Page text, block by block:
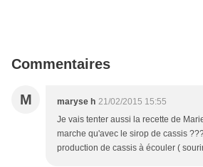
Commentaires
M maryse h 21/02/2015 15:55
Je vais tenter aussi la recette de
marche qu'avec le sirop de cassis
production de cassis à écouler (